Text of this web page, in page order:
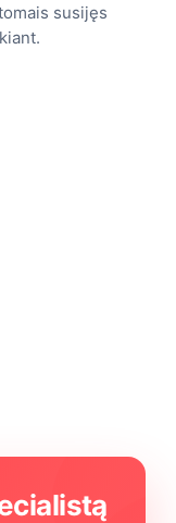
susijęs